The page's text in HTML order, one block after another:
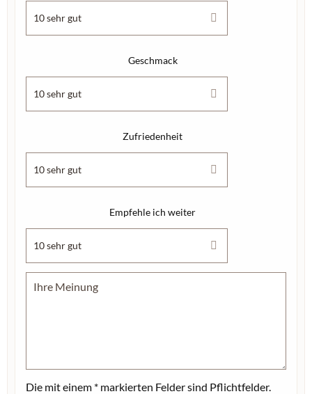
Geschmack
Zufriedenheit
Empfehle ich weiter
Die mit einem * markierten Felder sind Pflichtfelder.